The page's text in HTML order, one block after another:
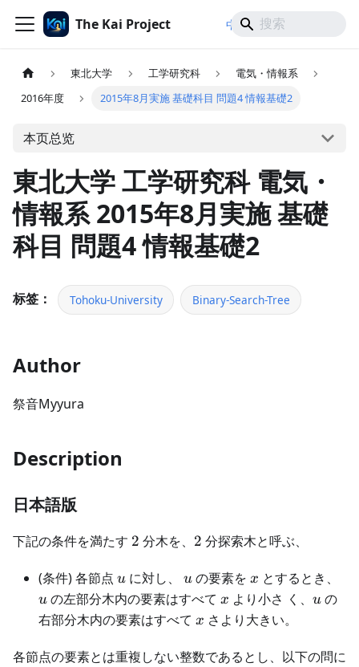
The Kai Project 中文/ 日本語
東北大学 工学研究科
電気・情報系
2016年度
2015年8月実施 基礎科目 問題4 情報基礎2
本页总览
東北大学 工学研究科 電気・
情報系 2015年8月実施 基礎
科目 問題4 情報基礎2
标签： Tohoku-University Binary-Search-Tree
Author
祭音Myyura
Description
日本語版
下記の条件を満たす 2
2 分木を、 2
2 分探索木と呼ぶ、
(条件) 各節点 u
u に対し、 u
u の要素を x
x とするとき、
u の左部分木内の要素はすべて x
x より小さ く、 u
u の
右部分木内の要素はすべて x
x さより大きい。
各節点の要素とは重複しない整数であるとし、以下の問に